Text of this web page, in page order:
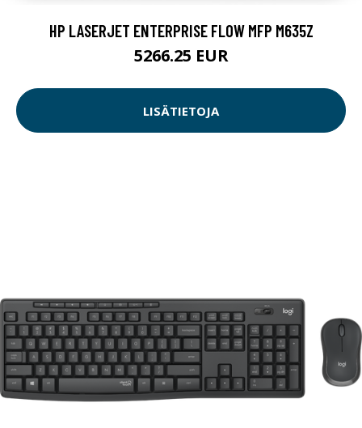
HP LASERJET ENTERPRISE FLOW MFP M635Z
5266.25 EUR
LISÄTIETOJA